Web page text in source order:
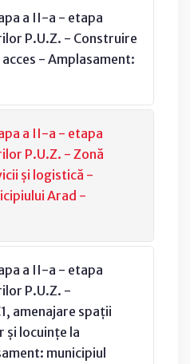
a II-a - etapa
P.U.Z. - Construire
- Amplasament:
a II-a - etapa
P.U.Z. - Zonă
și logistică -
Arad -
a II-a - etapa
P.U.Z. -
amenajare spații
și locuințe la
municipiul